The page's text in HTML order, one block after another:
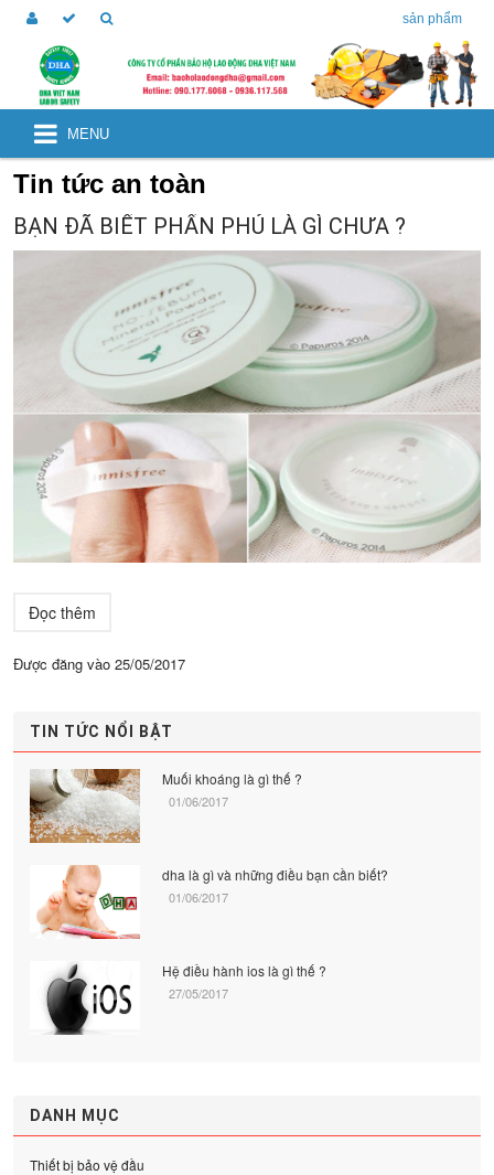
sản phẩm
MENU
Tin tức an toàn
BẠN ĐÃ BIẾT PHẤN PHỦ LÀ GÌ CHƯA ?
Đọc thêm
Được đăng vào 25/05/2017
TIN TỨC NỔI BẬT
Muối khoáng là gì thế ?
01/06/2017
dha là gì và những điều bạn cần biết?
01/06/2017
Hệ điều hành ios là gì thế ?
27/05/2017
DANH MỤC
Thiết bị bảo vệ đầu